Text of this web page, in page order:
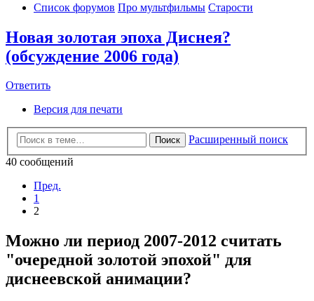
Список форумов Про мультфильмы Старости
Новая золотая эпоха Диснея?
(обсуждение 2006 года)
Ответить
Версия для печати
Поиск
Расширенный поиск
40 сообщений
Пред.
1
2
Можно ли период 2007-2012 считать
"очередной золотой эпохой" для
диснеевской анимации?